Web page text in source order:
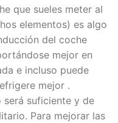
que sueles meter al
elementos) es algo
del coche
mejor en
e incluso puede
mejor .
será suficiente y de
Para mejorar las